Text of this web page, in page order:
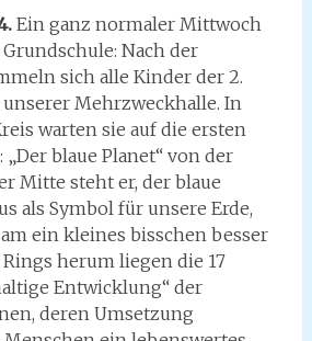
Ein ganz normaler Mittwoch
Nach der
sich alle Kinder der 2.
unserer Mehrzweckhalle. In
warten sie auf die ersten
blaue Planet“ von der
Mitte steht er, der blaue
als Symbol für unsere Erde,
ein kleines bisschen besser
herum liegen die 17
Entwicklung“ der
deren Umsetzung